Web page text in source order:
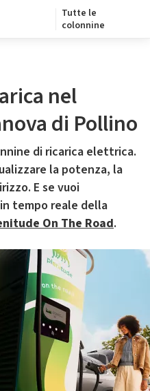
Tutte le
colonnine
nel
di Pollino
di ricarica elettrica.
la potenza, la
E se vuoi
tempo reale della
On The Road.